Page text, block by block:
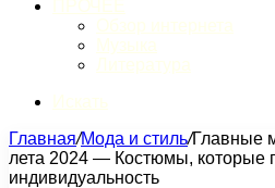
Главная/Мода и стиль/Главные
лета 2024 — Костюмы, которые
индивидуальность